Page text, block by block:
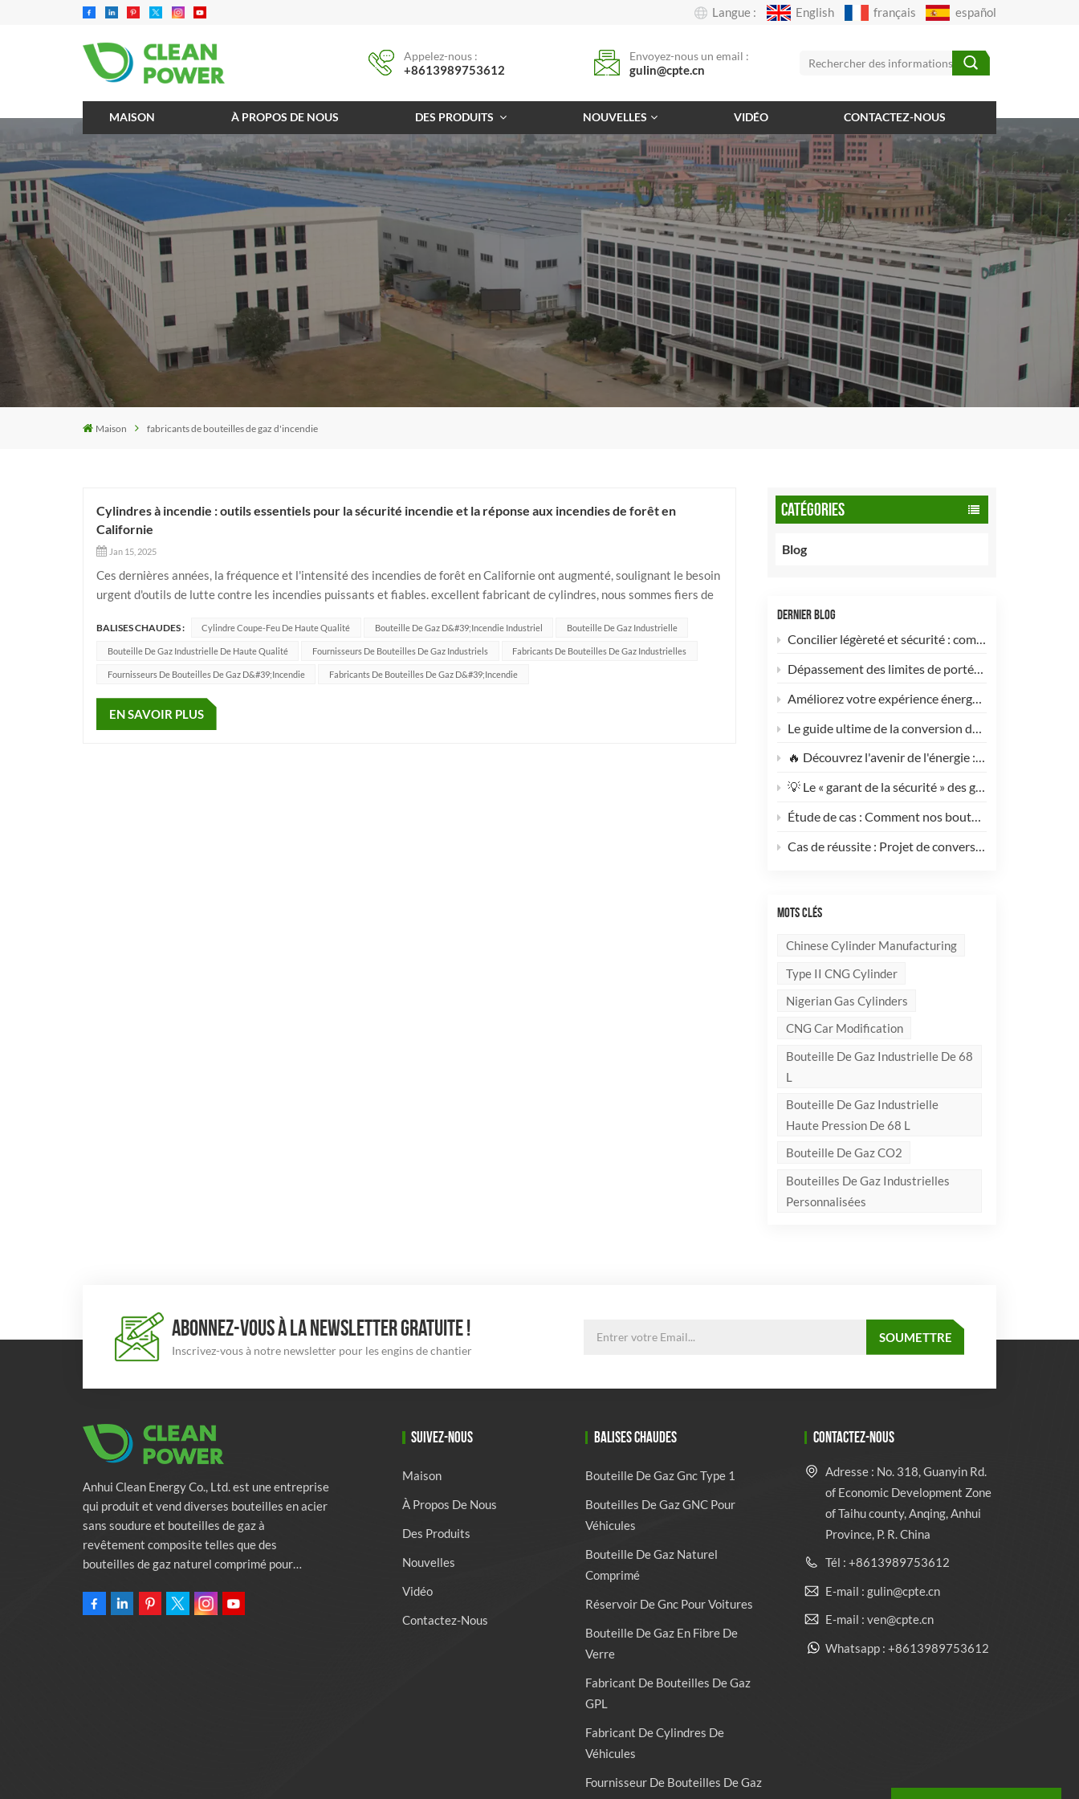
Langue : English français español
Appelez-nous :
+8613989753612
Envoyez-nous un email :
gulin@cpte.cn
MAISON À PROPOS DE NOUS DES PRODUITS NOUVELLES VIDÉO CONTACTEZ-NOUS
Maison fabricants de bouteilles de gaz d'incendie
CATÉGORIES
Blog
DERNIER BLOG
Concilier légèreté et sécurité : comment les bouteilles de GNC de type 2 de 90 litres optimisent les flottes commerciales
Dépassement des limites de portée&nbsp;: les bouteilles d’hydrogène pour drones de type 4 sont désormais disponibles pour une personnalisation à haute efficacité&nbsp;!
Améliorez votre expérience énergétique avec notre bouteille de GPL composite de 5 kg ! 🚀✨
Le guide ultime de la conversion des poids lourds au GNV : pourquoi ce cylindre GNV de type 1 de 200 L change la donne pour réduire les coûts de votre flotte
🔥 Découvrez l'avenir de l'énergie : rencontrez le cylindre composite GPL élégant et ultra-léger de 10 kg !
💡 Le « garant de la sécurité » des gaz industriels et de la suppression des incendies — Un examen approfondi des bouteilles de gaz sans soudure en acier haute performance
Étude de cas : Comment nos bouteilles de GPL composites redéfinissent la sécurité et l’image de marque pour nos clients internationaux
Cas de réussite : Projet de conversion au GNV d’un générateur de 100 kVA mené à bien ! 🚀
MOTS CLÉS
Chinese Cylinder Manufacturing
Type II CNG Cylinder
Nigerian Gas Cylinders
CNG Car Modification
Bouteille De Gaz Industrielle De 68
L
Bouteille De Gaz Industrielle
Haute Pression De 68 L
Bouteille De Gaz CO2
Bouteilles De Gaz Industrielles
Personnalisées
Cylindres à incendie : outils essentiels pour la sécurité incendie et la réponse aux incendies de forêt en
Californie
Jan 15, 2025
Ces dernières années, la fréquence et l'intensité des incendies de forêt en Californie ont augmenté, soulignant le besoin
urgent d'outils de lutte contre les incendies puissants et fiables. excellent fabricant de cylindres, nous sommes fiers de
BALISES CHAUDES : Cylindre Coupe-Feu De Haute Qualité Bouteille De Gaz D&#39;incendie Industriel Bouteille De Gaz Industrielle
Bouteille De Gaz Industrielle De Haute Qualité Fournisseurs De Bouteilles De Gaz Industriels Fabricants De Bouteilles De Gaz Industrielles
Fournisseurs De Bouteilles De Gaz D&#39;incendie Fabricants De Bouteilles De Gaz D&#39;incendie
EN SAVOIR PLUS
ABONNEZ-VOUS À LA NEWSLETTER GRATUITE !
Inscrivez-vous à notre newsletter pour les engins de chantier
Anhui Clean Energy Co., Ltd. est une entreprise
qui produit et vend diverses bouteilles en acier
sans soudure et bouteilles de gaz à
revêtement composite telles que des
bouteilles de gaz naturel comprimé pour
des bouteilles de lutte contre l'incendie.
SUIVEZ-NOUS
Maison
À Propos De Nous
Des Produits
Nouvelles
Vidéo
Contactez-Nous
BALISES CHAUDES
Bouteille De Gaz Gnc Type 1
Bouteilles De Gaz GNC Pour
Véhicules
Bouteille De Gaz Naturel
Comprimé
Réservoir De Gnc Pour Voitures
Bouteille De Gaz En Fibre De
Verre
Fabricant De Bouteilles De Gaz
GPL
Fabricant De Cylindres De
Véhicules
Fournisseur De Bouteilles De Gaz
CONTACTEZ-NOUS
Adresse : No. 318, Guanyin Rd.
of Economic Development Zone
of Taihu county, Anqing, Anhui
Province, P. R. China
Tél : +8613989753612
E-mail : gulin@cpte.cn
E-mail : ven@cpte.cn
Whatsapp : +8613989753612